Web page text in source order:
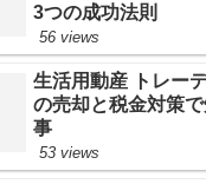
3つの成功法則
56 views
生活用動産 トレー
の売却と税金対策
事
53 views